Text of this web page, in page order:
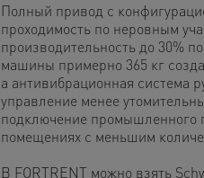
Полный привод с
проходимость по неровным
производительность до 30%
машины примерно 365 кг
а антивибрационная система
управление менее
подключение промышленного
помещениях с меньшим
В FORTRENT можно взять